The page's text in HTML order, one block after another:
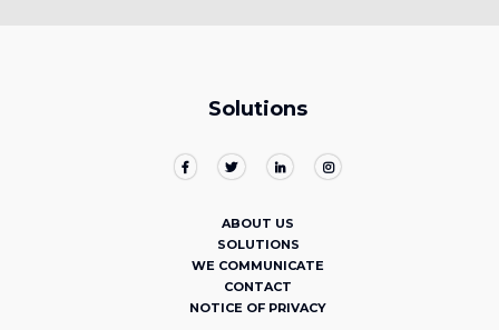
Solutions
ABOUT US
SOLUTIONS
WE COMMUNICATE
CONTACT
NOTICE OF PRIVACY